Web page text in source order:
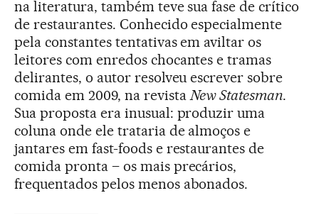
na literatura, também teve sua fase de crítico
de restaurantes. Conhecido especialmente
pela constantes tentativas em aviltar os
leitores com enredos chocantes e tramas
delirantes, o autor resolveu escrever sobre
comida em 2009, na revistaNew Statesman.
Sua proposta era inusual: produzir uma
coluna onde ele trataria de almoços e
jantares em fast-foods e restaurantes de
comida pronta – os mais precários,
frequentados pelos menos abonados.